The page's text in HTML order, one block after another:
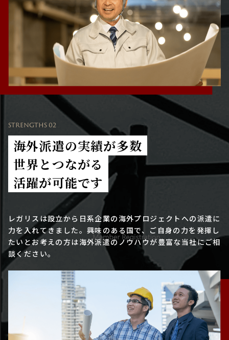
STRENGTHS 02
海外派遣の実績が多数
世界とつながる
活躍が可能です
レガリスは設立から日系企業の海外プロジェクトへの派遣に
力を入れてきました。興味のある国で、ご自身の力を発揮し
たいとお考えの方は海外派遣のノウハウが豊富な当社にご相
談ください。